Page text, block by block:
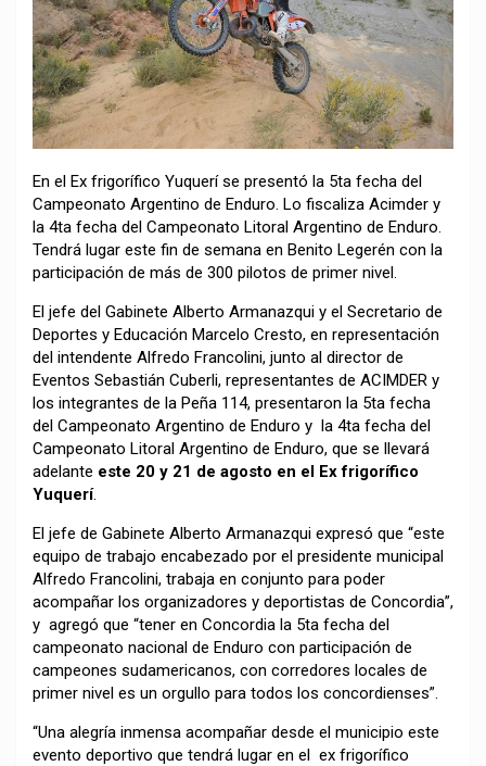
En el Ex frigorífico Yuquerí se presentó la 5ta fecha del
Campeonato Argentino de Enduro. Lo fiscaliza Acimder y
la 4ta fecha del Campeonato Litoral Argentino de Enduro.
Tendrá lugar este fin de semana en Benito Legerén con la
participación de más de 300 pilotos de primer nivel.
El jefe del Gabinete Alberto Armanazqui y el Secretario de
Deportes y Educación Marcelo Cresto, en representación
del intendente Alfredo Francolini, junto al director de
Eventos Sebastián Cuberli, representantes de ACIMDER y
los integrantes de la Peña 114, presentaron la 5ta fecha
del Campeonato Argentino de Enduro y la 4ta fecha del
Campeonato Litoral Argentino de Enduro, que se llevará
adelante este 20 y 21 de agosto en el Ex frigorífico
Yuquerí.
El jefe de Gabinete Alberto Armanazqui expresó que “este
equipo de trabajo encabezado por el presidente municipal
Alfredo Francolini, trabaja en conjunto para poder
acompañar los organizadores y deportistas de Concordia”,
y agregó que “tener en Concordia la 5ta fecha del
campeonato nacional de Enduro con participación de
campeones sudamericanos, con corredores locales de
primer nivel es un orgullo para todos los concordienses”.
“Una alegría inmensa acompañar desde el municipio este
evento deportivo que tendrá lugar en el ex frigorífico